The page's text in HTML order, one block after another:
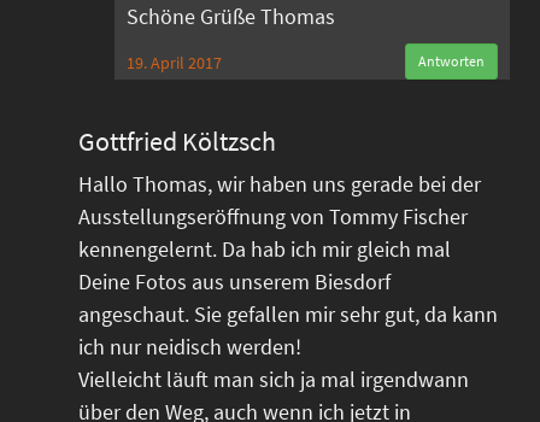
Schöne Grüße Thomas
19. April 2017 Antworten
Gottfried Költzsch
Hallo Thomas, wir haben uns gerade bei der
Ausstellungseröffnung von Tommy Fischer
kennengelernt. Da hab ich mir gleich mal
Deine Fotos aus unserem Biesdorf
angeschaut. Sie gefallen mir sehr gut, da kann
ich nur neidisch werden!
Vielleicht läuft man sich ja mal irgendwann
über den Weg, auch wenn ich jetzt in